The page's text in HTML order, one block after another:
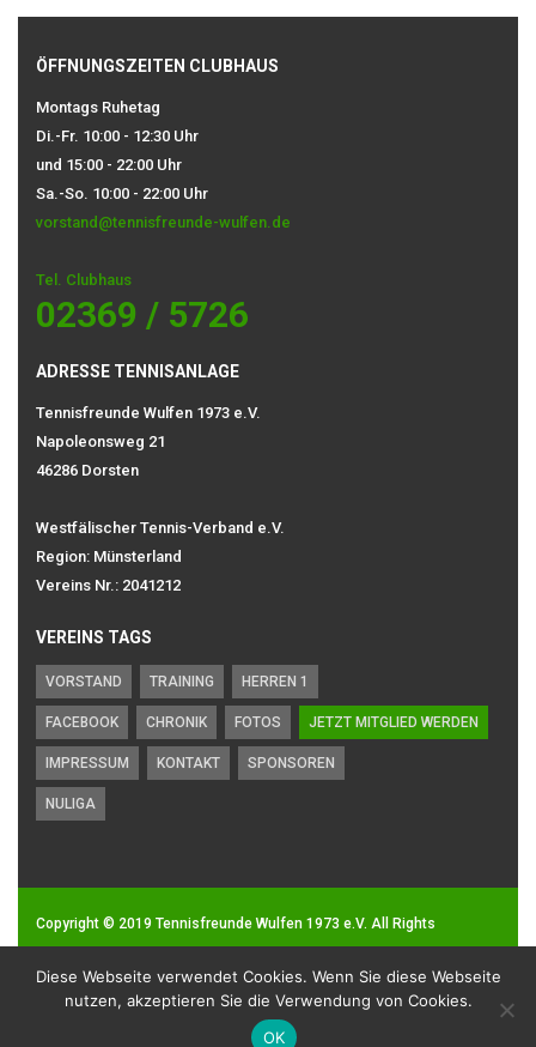
ÖFFNUNGSZEITEN CLUBHAUS
Montags Ruhetag
Di.-Fr. 10:00 - 12:30 Uhr
und 15:00 - 22:00 Uhr
Sa.-So. 10:00 - 22:00 Uhr
vorstand@tennisfreunde-wulfen.de
Tel. Clubhaus
02369 / 5726
ADRESSE TENNISANLAGE
Tennisfreunde Wulfen 1973 e.V.
Napoleonsweg 21
46286 Dorsten
Westfälischer Tennis-Verband e.V.
Region: Münsterland
Vereins Nr.: 2041212
VEREINS TAGS
VORSTAND TRAINING HERREN 1
FACEBOOK CHRONIK FOTOS JETZT MITGLIED WERDEN
IMPRESSUM KONTAKT SPONSOREN
NULIGA
Copyright © 2019 Tennisfreunde Wulfen 1973 e.V. All Rights
Impressum| Datenschutz
Diese Webseite verwendet Cookies. Wenn Sie diese Webseite
nutzen, akzeptieren Sie die Verwendung von Cookies.
OK